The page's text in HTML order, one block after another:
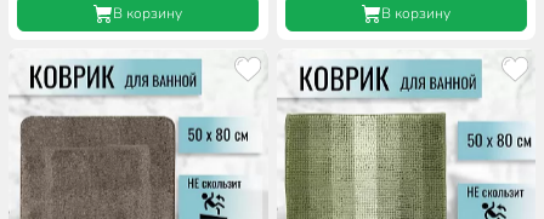
В корзину В корзину